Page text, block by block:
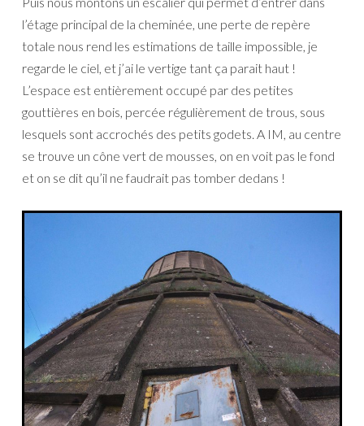
l’étage principal de la cheminée, une perte de repère
totale nous rend les estimations de taille impossible, je
regarde le ciel, et j’ai le vertige tant ça parait haut !
L’espace est entièrement occupé par des petites
gouttières en bois, percée régulièrement de trous, sous
lesquels sont accrochés des petits godets. A IM, au centre
se trouve un cône vert de mousses, on en voit pas le fond
et on se dit qu’il ne faudrait pas tomber dedans !